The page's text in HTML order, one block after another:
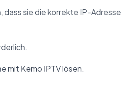
sie die korrekte IP-Adresse
mit Kemo IPTV lösen.